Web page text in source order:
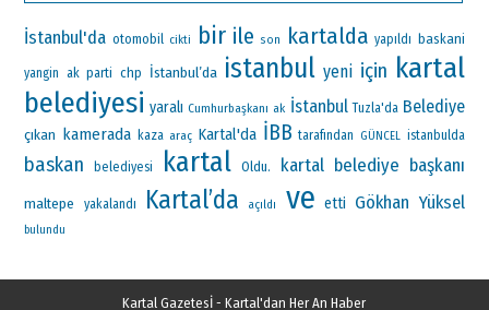
İstanbul'da otomobil cikti bir ile son kartalda yapıldı baskani
yangin ak parti chp İstanbul’da istanbul yeni için kartal
belediyesi yaralı Cumhurbaşkanı ak İstanbul Tuzla'da Belediye
çıkan kamerada kaza araç Kartal'da İBB tarafından GÜNCEL istanbulda
baskan belediyesi kartal Oldu. kartal belediye başkanı
maltepe yakalandı Kartal’da açıldı ve etti Gökhan Yüksel
bulundu
Kartal Gazetesİ - Kartal'dan Her An Haber